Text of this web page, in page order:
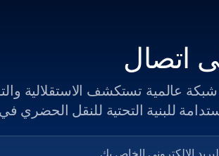
اتصال
عالمية تستكشف الاستقلالية
للبنية التحتية للنقل الحضري